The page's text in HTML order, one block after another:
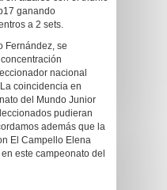
ganando
a 2 sets.
Fernández, se
nacional
coincidencia en
del Mundo Junior
pudieran
además que la
El Campello Elena
este campeonato del